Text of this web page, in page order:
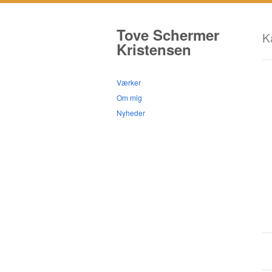
Tove Schermer
Kristensen
Værker
Om mig
Nyheder